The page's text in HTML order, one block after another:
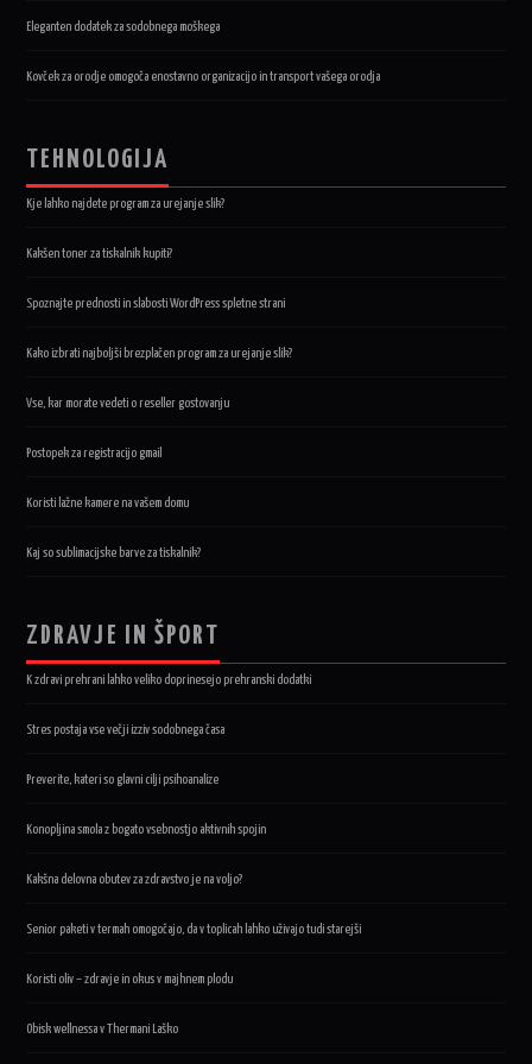
Eleganten dodatek za sodobnega moškega
Kovček za orodje omogoča enostavno organizacijo in transport vašega orodja
TEHNOLOGIJA
Kje lahko najdete program za urejanje slik?
Kakšen toner za tiskalnik kupiti?
Spoznajte prednosti in slabosti WordPress spletne strani
Kako izbrati najboljši brezplačen program za urejanje slik?
Vse, kar morate vedeti o reseller gostovanju
Postopek za registracijo gmail
Koristi lažne kamere na vašem domu
Kaj so sublimacijske barve za tiskalnik?
ZDRAVJE IN ŠPORT
K zdravi prehrani lahko veliko doprinesejo prehranski dodatki
Stres postaja vse večji izziv sodobnega časa
Preverite, kateri so glavni cilji psihoanalize
Konopljina smola z bogato vsebnostjo aktivnih spojin
Kakšna delovna obutev za zdravstvo je na voljo?
Senior paketi v termah omogočajo, da v toplicah lahko uživajo tudi starejši
Koristi oliv – zdravje in okus v majhnem plodu
Obisk wellnessa v Thermani Laško